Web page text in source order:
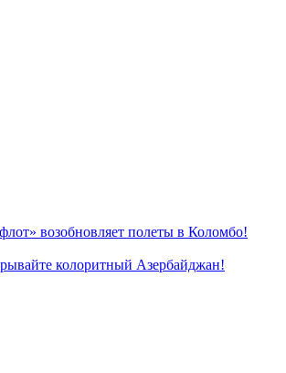
возобновляет полеты в Коломбо!
колоритный Азербайджан!